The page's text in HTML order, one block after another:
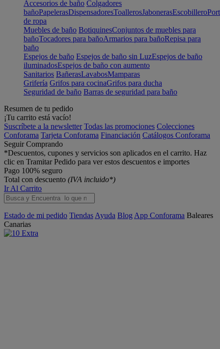
Accesorios de baño Colgadores
bañoPapelerasDispensadoresToallerosJabonerasEscobillero
de ropa
Muebles de baño BotiquinesConjuntos de muebles para
bañoTocadores para bañoArmarios para bañoRepisa para
baño
Espejos de baño Espejos de baño sin LuzEspejos de baño
iluminadosEspejos de baño con aumento
Sanitarios BañerasLavabosMamparas
Grifería Grifos para cocinaGrifos para ducha
Seguridad de baño Barras de seguridad para baño
Resumen de tu pedido
¡Tu carrito está vacío!
Suscríbete a la newsletter Todas las promociones Colecciones
Conforama Tarjeta Conforama Financiación Catálogos Conforama
Seguir Comprando
*Descuentos, cupones y servicios son aplicados en el carrito. Haz
clic en Tramitar Pedido para ver estos descuentos e importes
Pago 100% seguro
Total con descuento (IVA incluido*)
Ir Al Carrito
Estado de mi pedido Tiendas Ayuda Blog App Conforama Baleares
Canarias